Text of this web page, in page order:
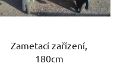
Zametací zařízení,
180cm